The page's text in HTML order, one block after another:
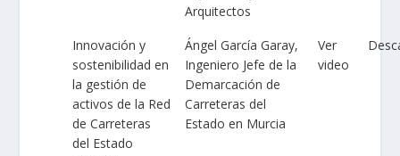
Arquitectos
Innovación y
sostenibilidad en
la gestión de
activos de la Red
de Carreteras
del Estado
Ángel García Garay,
Ingeniero Jefe de la
Demarcación de
Carreteras del
Estado en Murcia
Ver
video